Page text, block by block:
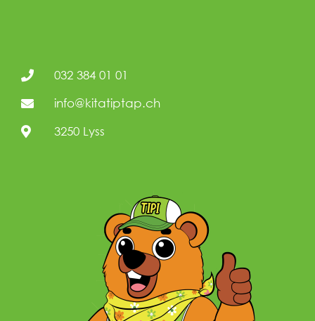
032 384 01 01
info@kitatiptap.ch
3250 Lyss